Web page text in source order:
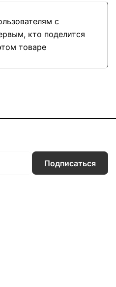
с
кто поделится
товаре
Подписаться